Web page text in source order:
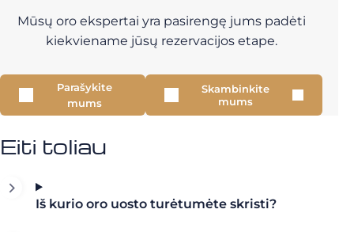
Mūsų oro ekspertai yra pasirengę jums padėti
kiekviename jūsų rezervacijos etape.
Parašykite
mums
Skambinkite
mums
Eiti toliau
Iš kurio oro uosto turėtumėte skristi?